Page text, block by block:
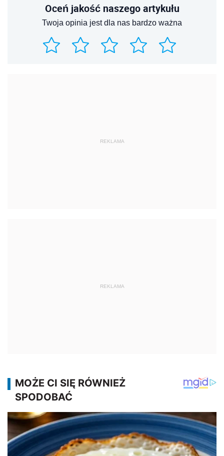
Oceń jakość naszego artykułu
Twoja opinia jest dla nas bardzo ważna
REKLAMA
REKLAMA